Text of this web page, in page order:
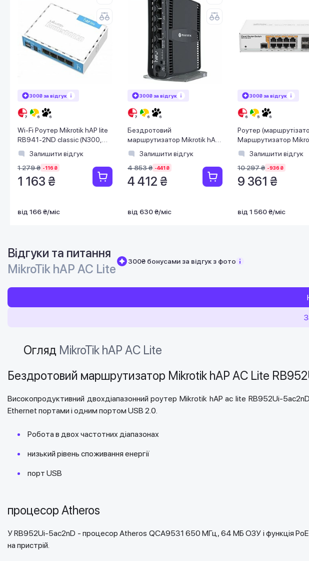
300₴ за відгук
Wi-Fi Роутер Mikrotik hAP lite
RB941-2ND classic (N300,
650MHz/32Mb, 4xFE, 1,5 dBi)
Залишити відгук
1 279 ₴ -116 ₴
1 163 ₴
від 166 ₴/міс
300₴ за відгук
Бездротовий
маршрутизатор Mikrotik hAP
AX2 (C52iG-5HaxD2HaxD-
TC)
Залишити відгук
4 853 ₴ -441 ₴
4 412 ₴
від 630 ₴/міс
300₴ за відгук
Роутер
Маршрутизатор
CRS112-8P-4S-IN
4хSFP)
Залишити відгук
10 297 ₴ -936 ₴
9 361 ₴
від 1 560 ₴/міс
Відгуки та питання
MikroTik hAP AC Lite
300₴ бонусами за відгук з фото
Огляд MikroTik hAP AC Lite
Бездротовий маршрутизатор Mikrotik hAP AC Lite
Високопродуктивний двохдіапазонний роутер Mikrotik hAP ac lite RB952Ui-
Ethernet портами і одним портом USB 2.0.
Робота в двох частотних діапазонах
низький рівень споживання енергії
порт USB
процесор Atheros
У RB952Ui-5ac2nD - процесор Atheros QCA9531 650 МГц, 64 МБ ОЗУ і функція
на пристрій.